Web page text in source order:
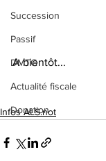
Succession
Passif
DMTG
Actualité fiscale
Donation
A bientôt...
Infos ALS.not